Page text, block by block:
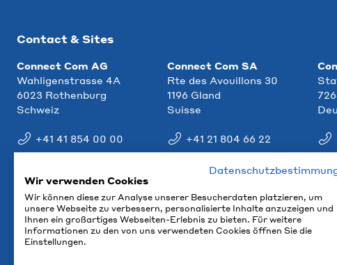
Contact & Sites
Connect Com AG
Wahligenstrasse 4A
6023 Rothenburg
Schweiz
+41 41 854 00 00
Connect Com SA
Rte des Avouillons 30
1196 Gland
Suisse
+41 21 804 66 22
info@ccm.ch
Wir verwenden Cookies
Wir können diese zur Analyse unserer Besucherdaten platzieren, um
unsere Webseite zu verbessern, personalisierte Inhalte anzuzeigen und
Ihnen ein großartiges Webseiten-Erlebnis zu bieten. Für weitere
Informationen zu den von uns verwendeten Cookies öffnen Sie die
Einstellungen.